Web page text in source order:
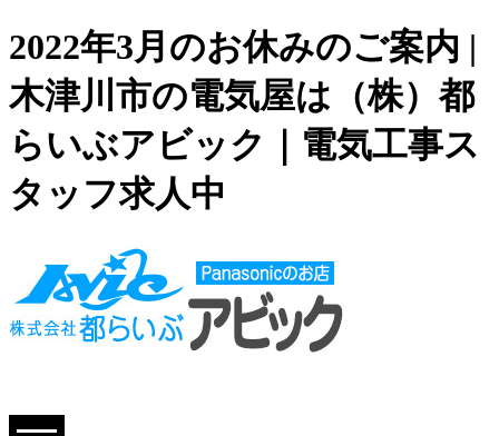
2022年3月のお休みのご案内 |
木津川市の電気屋は（株）都
らいぶアビック｜電気工事ス
タッフ求人中